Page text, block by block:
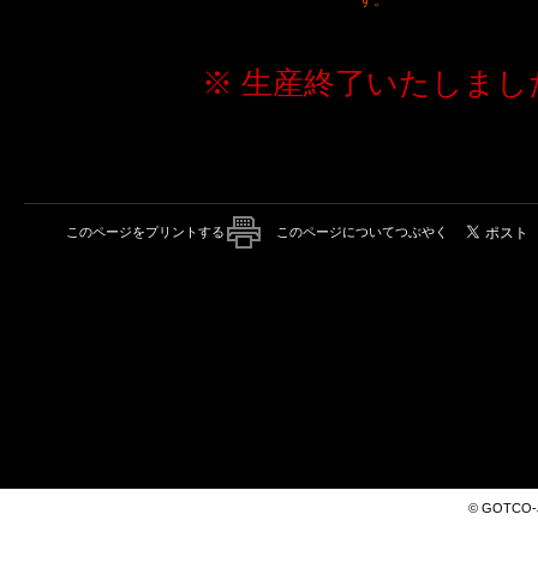
※ 生産終了いたしまし
このページをプリントする このページについてつぶやく
© GOTCO-